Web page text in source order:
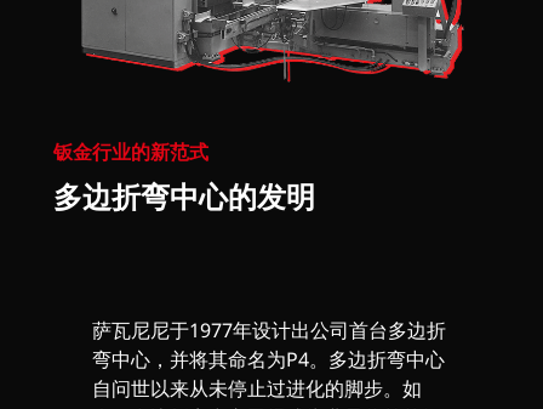
钣金行业的新范式
多边折弯中心的发明
萨瓦尼尼于1977年设计出公司首台多边折
弯中心，并将其命名为P4。多边折弯中心
自问世以来从未停止过进化的脚步。如